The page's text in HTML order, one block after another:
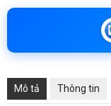
Mô tả Thông tin